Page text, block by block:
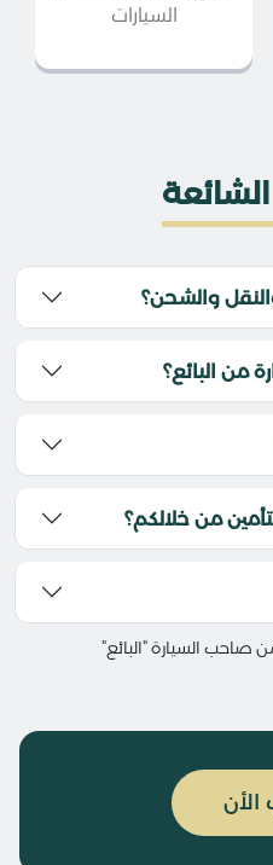
السيارات
الشائعة
والشحن؟
من البائع؟
من خلالكم؟
صاحب السيارة "البائع"
الأن